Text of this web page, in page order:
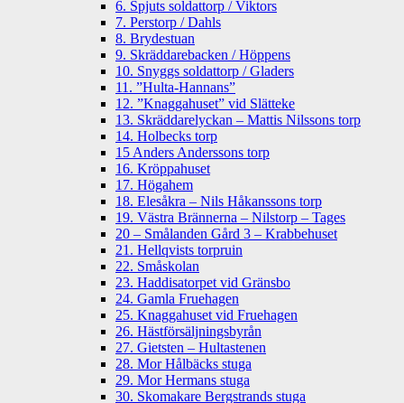
6. Spjuts soldattorp / Viktors
7. Perstorp / Dahls
8. Brydestuan
9. Skräddarebacken / Höppens
10. Snyggs soldattorp / Gladers
11. ”Hulta-Hannans”
12. ”Knaggahuset” vid Slätteke
13. Skräddarelyckan – Mattis Nilssons torp
14. Holbecks torp
15 Anders Anderssons torp
16. Kröppahuset
17. Högahem
18. Elesåkra – Nils Håkanssons torp
19. Västra Brännerna – Nilstorp – Tages
20 – Smålanden Gård 3 – Krabbehuset
21. Hellqvists torpruin
22. Småskolan
23. Haddisatorpet vid Gränsbo
24. Gamla Fruehagen
25. Knaggahuset vid Fruehagen
26. Hästförsäljningsbyrån
27. Gietsten – Hultastenen
28. Mor Hålbäcks stuga
29. Mor Hermans stuga
30. Skomakare Bergstrands stuga